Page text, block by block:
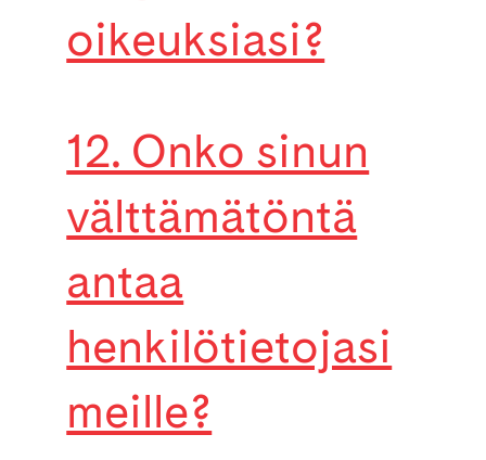
oikeuksiasi?
12. Onko sinun
välttämätöntä
antaa
henkilötietojasi
meille?